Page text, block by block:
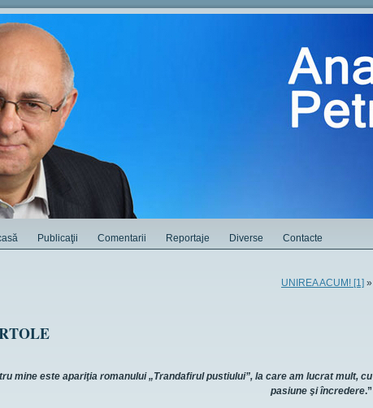
Publicaţii Comentarii Reportaje Diverse Contacte
UNIREA ACUM! [1] »
mine este apariţia romanului „Trandafirul pustiului”, la care am lucrat mult, cu
pasiune şi încredere.”